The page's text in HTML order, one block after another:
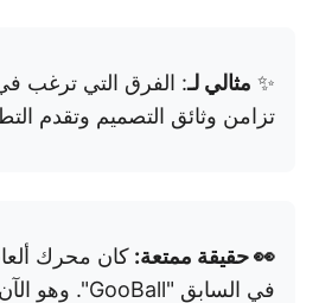
✨ مثالي لـ: الفرق التي ترغب
تزامن وثائق التصميم وتقدم
👀 حقيقة ممتعة:
في السابق "GooBall". وهو الآن يدعم أكثر من